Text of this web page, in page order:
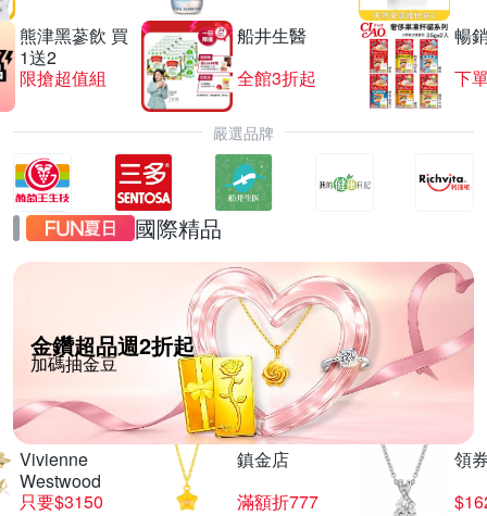
熊津黑蔘飲 買
1送2
限搶超值組
船井生醫
全館3折起
暢
下
嚴選品牌
國際精品
金鑽超品週2折起
加碼抽金豆
Vivienne
Westwood
只要$3150
鎮金店
滿額折777
領